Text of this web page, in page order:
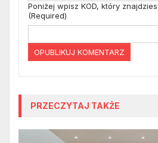
Poniżej wpisz KOD, który
(Required)
PRZECZYTAJ TAKŻE